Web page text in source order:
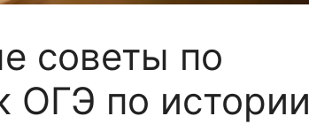
советы по
ОГЭ по истории